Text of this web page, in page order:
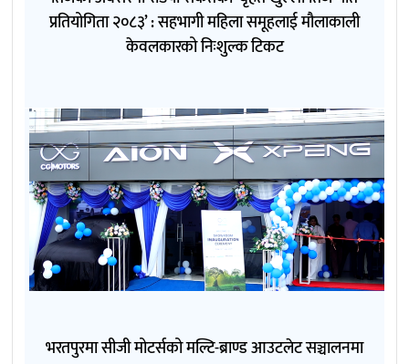
प्रतियोगिता २०८३’ : सहभागी महिला समूहलाई मौलाकाली
केवलकारको निःशुल्क टिकट
भरतपुरमा सीजी मोटर्सको मल्टि-ब्राण्ड आउटलेट सञ्चालनमा